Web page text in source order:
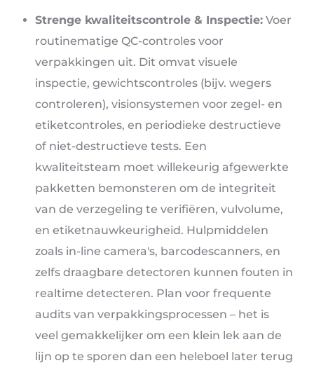
Strenge kwaliteitscontrole & Inspectie: Voer
routinematige QC-controles voor
verpakkingen uit. Dit omvat visuele
inspectie, gewichtscontroles (bijv. wegers
controleren), visionsystemen voor zegel- en
etiketcontroles, en periodieke destructieve
of niet-destructieve tests. Een
kwaliteitsteam moet willekeurig afgewerkte
pakketten bemonsteren om de integriteit
van de verzegeling te verifiëren, vulvolume,
en etiketnauwkeurigheid. Hulpmiddelen
zoals in-line camera's, barcodescanners, en
zelfs draagbare detectoren kunnen fouten in
realtime detecteren. Plan voor frequente
audits van verpakkingsprocessen – het is
veel gemakkelijker om een ​​klein lek aan de
lijn op te sporen dan een heleboel later terug